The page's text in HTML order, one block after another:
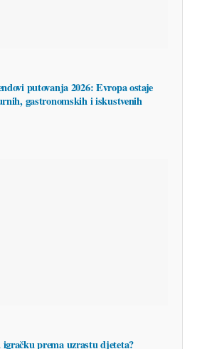
putovanja 2026: Evropa ostaje
gastronomskih i iskustvenih
prema uzrastu djeteta?